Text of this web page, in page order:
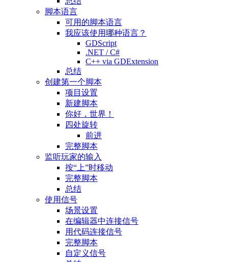
脚本语言
可用的脚本语言
我应该使用哪种语言？
GDScript
.NET / C#
C++ via GDExtension
总结
创建第一个脚本
项目设置
新建脚本
你好，世界！
四处旋转
前进
完整脚本
监听玩家的输入
按“上”时移动
完整脚本
总结
使用信号
场景设置
在编辑器中连接信号
用代码连接信号
完整脚本
自定义信号